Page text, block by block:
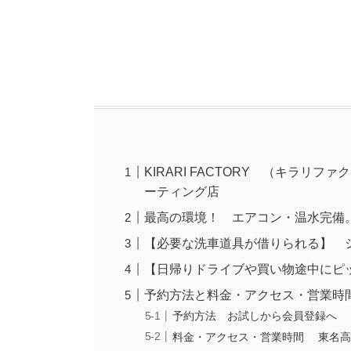
KIRARI FACTORY （キラリファ
ーティング店
最高の環境！ エアコン・温水完備
【必要な洗車道具が借りられる】
【日帰りドライブや買い物途中に
予約方法と料金・アクセス・営業
予約方法 お試しから会員登録へ
料金・アクセス・営業時間 東名